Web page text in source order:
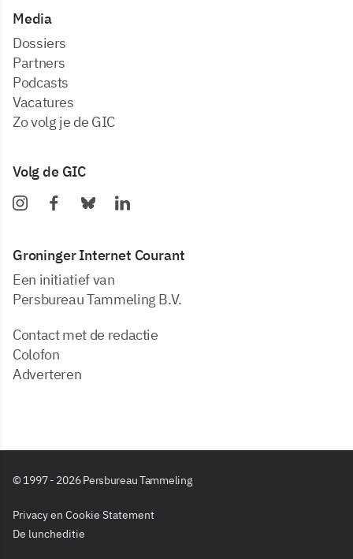
Media
dossiers
partners
podcasts
vacatures
zo volg je de GIC
Volg de GIC
Groninger Internet Courant
Een initiatief van
Persbureau Tammeling B.V.
Contact met de redactie
Colofon
Adverteren
© 1997 - 2026 Persbureau Tammeling
Privacy en Cookie Statement
De luncheditie